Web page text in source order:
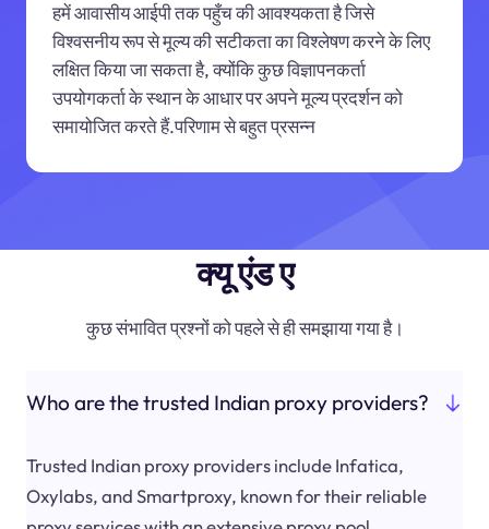
हमें आवासीय आईपी तक पहुँच की आवश्यकता है जिसे
विश्वसनीय रूप से मूल्य की सटीकता का विश्लेषण करने के लिए
लक्षित किया जा सकता है, क्योंकि कुछ विज्ञापनकर्ता
उपयोगकर्ता के स्थान के आधार पर अपने मूल्य प्रदर्शन को
समायोजित करते हैं.परिणाम से बहुत प्रसन्न
क्यू एंड ए
कुछ संभावित प्रश्नों को पहले से ही समझाया गया है।
Who are the trusted Indian proxy providers?
Trusted Indian proxy providers include Infatica,
Oxylabs, and Smartproxy, known for their reliable